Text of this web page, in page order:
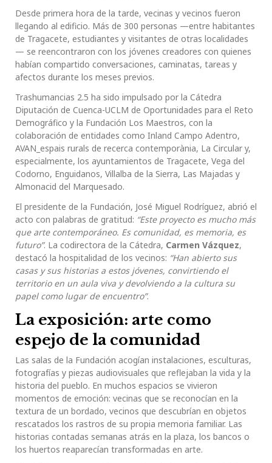
Desde primera hora de la tarde, vecinas y vecinos fueron
llegando al edificio. Más de 300 personas —entre habitantes
de Tragacete, estudiantes y visitantes de otras localidades
— se reencontraron con los jóvenes creadores con quienes
habían compartido conversaciones, caminatas, tareas y
afectos durante los meses previos.
Trashumancias 2.5 ha sido impulsado por la Cátedra
Diputación de Cuenca-UCLM de Oportunidades para el Reto
Demográfico y la Fundación Los Maestros, con la
colaboración de entidades como Inland Campo Adentro,
AVAN_espais rurals de recerca contemporània, La Circular y,
especialmente, los ayuntamientos de Tragacete, Vega del
Codorno, Enguidanos, Villalba de la Sierra, Las Majadas y
Almonacid del Marquesado.
El presidente de la Fundación, José Miguel Rodríguez, abrió el
acto con palabras de gratitud: “Este proyecto es mucho más
que arte contemporáneo. Es comunidad, es memoria, es
futuro”. La codirectora de la Cátedra, Carmen Vázquez,
destacó la hospitalidad de los vecinos: “Han abierto sus
casas y sus historias a estos jóvenes, convirtiendo el
territorio en un aula viva y devolviendo a la cultura su
papel como lugar de encuentro”.
La exposición: arte como
espejo de la comunidad
Las salas de la Fundación acogían instalaciones, esculturas,
fotografías y piezas audiovisuales que reflejaban la vida y la
historia del pueblo. En muchos espacios se vivieron
momentos de emoción: vecinas que se reconocían en la
textura de un bordado, vecinos que descubrían en objetos
rescatados los rastros de su propia memoria familiar. Las
historias contadas semanas atrás en la plaza, los bancos o
los huertos reaparecían transformadas en arte.